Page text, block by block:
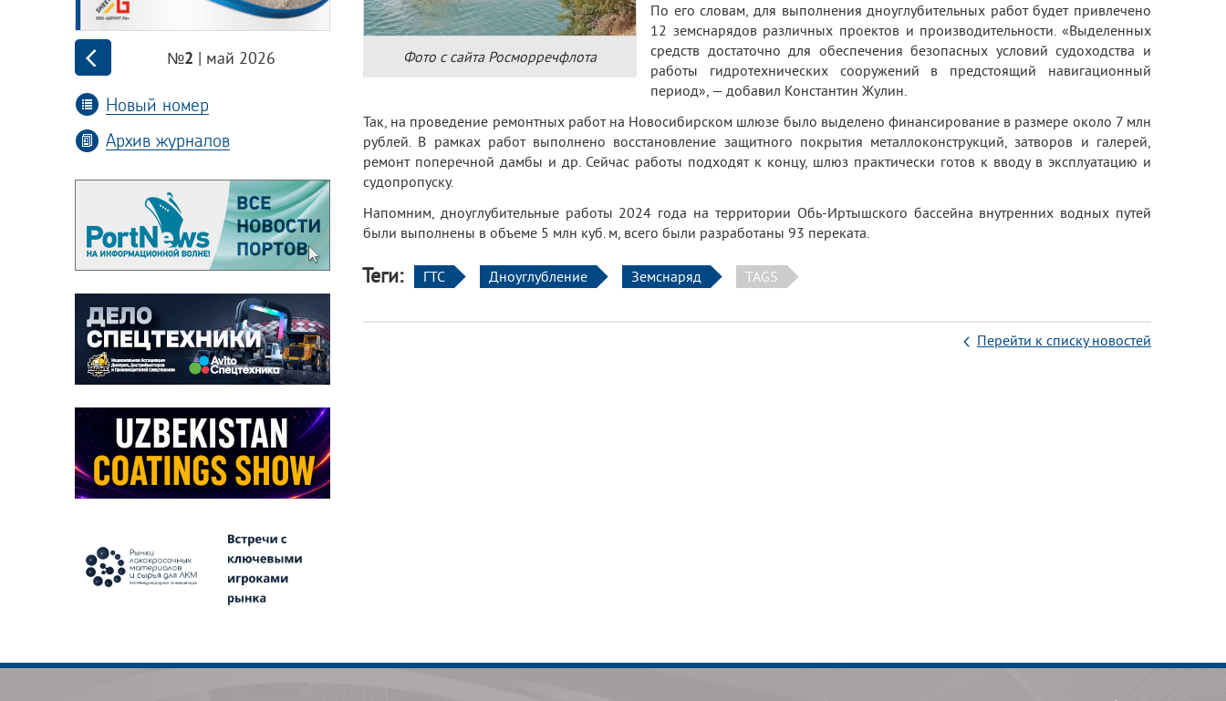
№2 | май 2026
Новый номер
Архив журналов
Фото с сайта Росморречфлота
По его словам, для выполнения дноуглубительных работ будет привлечено
12 земснарядов различных проектов и производительности. «Выделенных
средств достаточно для обеспечения безопасных условий судоходства и
работы гидротехнических сооружений в предстоящий навигационный
период», — добавил Константин Жулин.
Так, на проведение ремонтных работ на Новосибирском шлюзе было выделено финансирование в размере около 7 млн
рублей. В рамках работ выполнено восстановление защитного покрытия металлоконструкций, затворов и галерей,
ремонт поперечной дамбы и др. Сейчас работы подходят к концу, шлюз практически готов к вводу в эксплуатацию и
судопропуску.
Напомним, дноуглубительные работы 2024 года на территории Обь-Иртышского бассейна внутренних водных путей
были выполнены в объеме 5 млн куб. м, всего были разработаны 93 переката.
Теги: ГТС Дноуглубление Земснаряд TAGS
Перейти к списку новостей